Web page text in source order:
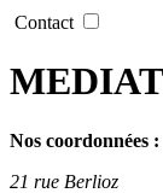
Contact
Nos coordonnées :
21 rue Berlioz